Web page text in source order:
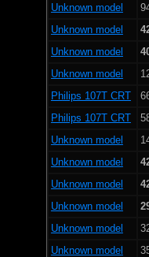
Unknown model
Unknown model
Unknown model
Unknown model
Philips 107T CRT
Philips 107T CRT
Unknown model
Unknown model
Unknown model
Unknown model
Unknown model
Unknown model